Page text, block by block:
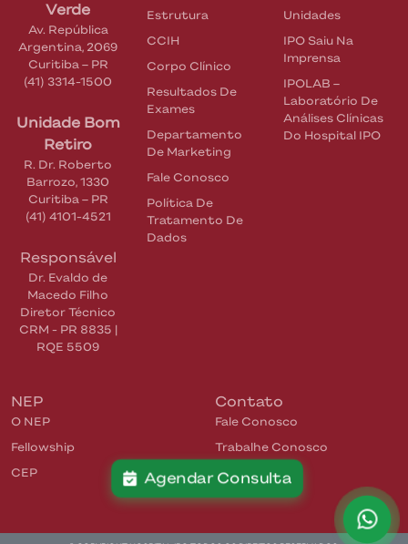
Agendar Consulta
Verde
Av. República
Argentina, 2069
Curitiba– PR
(41) 3314-1500
Unidade Bom
Retiro
R. Dr. Roberto
Barrozo, 1330
Curitiba– PR
(41) 4101-4521
Responsável
Dr. Evaldo de
Macedo Filho
Diretor Técnico
CRM - PR 8835 |
RQE 5509
Estrutura
CCIH
Corpo Clínico
Resultados De
Exames
Departamento
De Marketing
Fale Conosco
Política De
Tratamento De
Dados
Unidades
IPO Saiu Na
Imprensa
IPOLAB –
Laboratório De
Análises Clínicas
Do Hospital IPO
NEP
O NEP
Fellowship
CEP
Contato
Fale Conosco
Trabalhe Conosco